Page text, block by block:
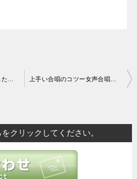
女声合唱 椰子の実 からたちの花 ラヴェルの亡き王女のためのパヴァーヌ 上手い合唱のコツー女声合唱団乙女座
クリックしてください。